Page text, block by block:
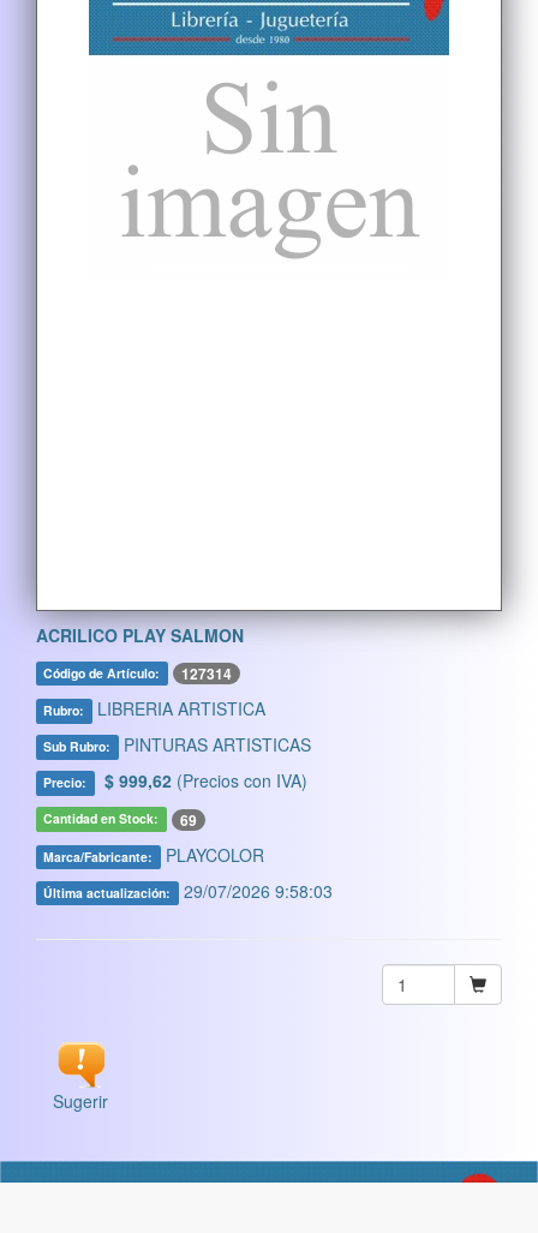
ACRILICO PLAY SALMON
Código de Artículo: 127314
Rubro: LIBRERIA ARTISTICA
Sub Rubro: PINTURAS ARTISTICAS
Precio: $ 999,62 (Precios con IVA)
Cantidad en Stock: 69
Marca/Fabricante: PLAYCOLOR
Última actualización: 29/07/2026 9:58:03
Sugerir